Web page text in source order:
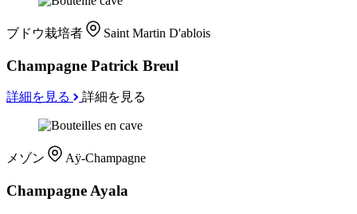
ブドウ栽培者 Saint Martin D'ablois
Champagne Patrick Breul
詳細を見る 詳細を見る
メゾン Aÿ-Champagne
Champagne Ayala